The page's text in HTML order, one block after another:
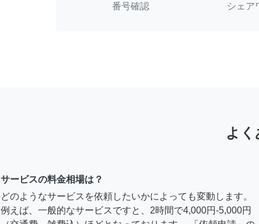
番号確認 シェア
よく
サービスの料金相場は？
どのようなサービスを依頼したいかによっても変動します。
例えば、一般的なサービスですと、2時間で4,000円-5,000円